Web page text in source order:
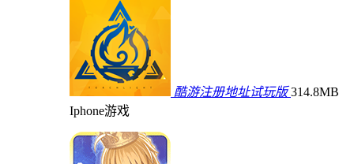
酷游注册地址试玩版 314.8MB
Iphone游戏